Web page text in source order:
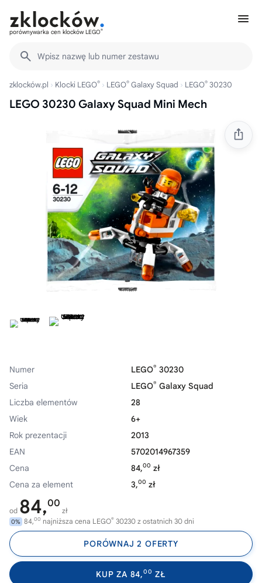
porównywarka cen klocków LEGO®
Wpisz nazwę lub numer zestawu
zklocków.pl Klocki LEGO® LEGO® Galaxy Squad LEGO® 30230
LEGO 30230 Galaxy Squad Mini Mech
Numer LEGO® 30230
Seria
LEGO® Galaxy Squad
Liczba elementów
28
Wiek
6+
Rok prezentacji
2013
EAN
5702014967359
Cena
84,00 zł
Cena za element
3,00 zł
od 84,00
zł
0% 84,00 najniższa cena LEGO® 30230 z ostatnich 30 dni
PORÓWNAJ 2 OFERTY
KUP ZA 84,00 ZŁ